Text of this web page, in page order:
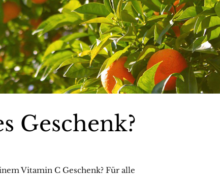
Geschenk?
Vitamin C Geschenk? Für alle